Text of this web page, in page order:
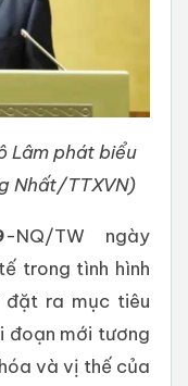
Lâm phát biểu
Nhất/TTXVN)
-NQ/TW ngày
trong tình hình
đặt ra mục tiêu
đoạn mới tương
và vị thế của